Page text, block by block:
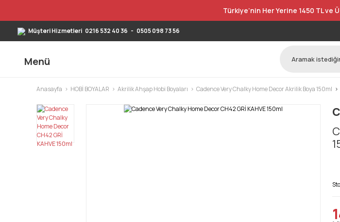
Türkiye’nin Her Yerine 1450 TL ve
Müşteri Hizmetleri 0216 532 40 36 - 0505 098 73 56
Menü
Anasayfa HOBİ BOYALAR Akrilik Ahşap Hobi Boyaları Cadence Very Chalky Home Decor Akrilik Boya 150ml